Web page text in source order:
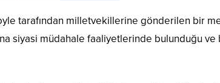
tarafından milletvekillerine gönderilen bir
siyasi müdahale faaliyetlerinde bulunduğu